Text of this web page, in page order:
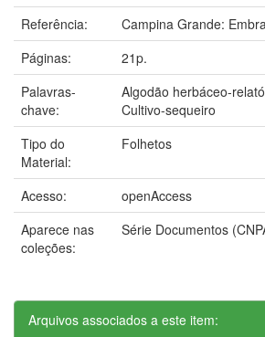
Referência:
Campina Grande:
Páginas:
21p.
Palavras-
chave:
Algodão herbáceo-
Cultivo-sequeiro
Tipo do
Material:
Folhetos
Acesso:
openAccess
Aparece nas
coleções:
Série Documentos
Arquivos associados a este item: